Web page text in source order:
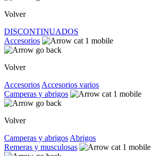
Volver
DISCONTINUADOS
Accesorios
Volver
Accesorios Accesorios varios
Camperas y abrigos
Volver
Camperas y abrigos Abrigos
Remeras y musculosas